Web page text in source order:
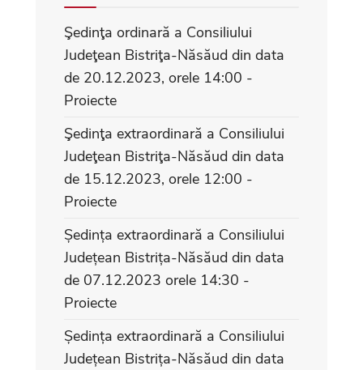
Şedinţa ordinară a Consiliului
Judeţean Bistriţa-Năsăud din data
de 20.12.2023, orele 14:00 -
Proiecte
Şedinţa extraordinară a Consiliului
Judeţean Bistriţa-Năsăud din data
de 15.12.2023, orele 12:00 -
Proiecte
Ședința extraordinară a Consiliului
Județean Bistrița-Năsăud din data
de 07.12.2023 orele 14:30 -
Proiecte
Ședința extraordinară a Consiliului
Județean Bistrița-Năsăud din data